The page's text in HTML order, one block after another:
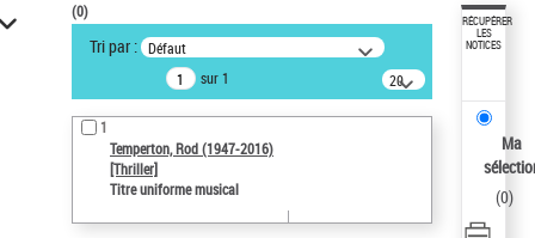
VOTRE RECHERCHE
Recherche avancée dans les
notices d’autorité
Œuvres liées à l'auteur :
Temperton, Rod (1947-2016)
(0)
Tri par : Défaut
sur 1
20
résultats/page
1
Temperton, Rod (1947-2016)
[Thriller]
Titre uniforme musical
RÉCUPÉRER
LES
NOTICES
Ma
(0)